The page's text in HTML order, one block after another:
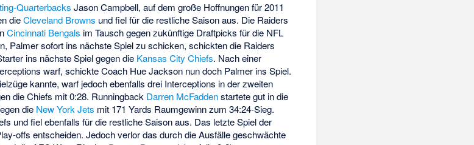
Quarterbacks Jason Campbell, auf dem große Hoffnungen für 2011
dieCleveland Browns und fiel für die restliche Saison aus. Die Raiders
Cincinnati Bengals im Tausch gegen zukünftige Draftpicks für die NFL
Palmer sofort ins nächste Spiel zu schicken, schickten die Raiders
ins nächste Spiel gegen die Kansas City Chiefs. Nach einer
warf, schickte Coach Hue Jackson nun doch Palmer ins Spiel.
kannte, warf jedoch ebenfalls drei Interceptions in der zweiten
die Chiefs mit 0:28. Runningback Darren McFaddenstartete gut in die
die New York Jets mit 171 Yards Raumgewinn zum 34:24-Sieg.
und fiel ebenfalls für die restliche Saison aus. Das letzte Spiel der
offs entscheiden. Jedoch verlor das durch die Ausfälle geschwächte